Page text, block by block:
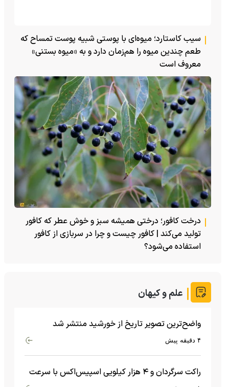
سیب کاستارد؛ میوه‌ای با پوستی شبیه پوست تمساح که
طعم چندین میوه را هم‌زمان دارد و به «میوه بستنی»
معروف است
درخت کافور؛ درختی همیشه سبز و خوش عطر که کافور
تولید می‌کند | کافور چیست و چرا در سربازی از کافور
استفاده می‌شود؟
علم و کیهان
واضح‌ترین تصویر تاریخ از خورشید منتشر شد
۴ دقیقه پیش
راکت سرگردان و ۴ هزار کیلویی اسپیس‌اکس با سرعت